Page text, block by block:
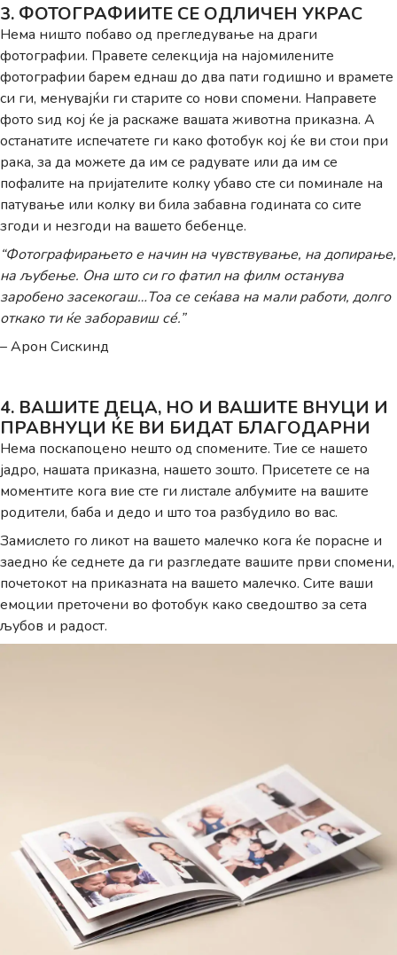
3. ФОТОГРАФИИТЕ СЕ ОДЛИЧЕН УКРАС
Нема ништо побаво од прегледување на драги
фотографии. Правете селекција на најомилените
фотографии барем еднаш до два пати годишно и врамете
си ги, менувајќи ги старите со нови спомени. Направете
фото ѕид кој ќе ја раскаже вашата животна приказна. А
останатите испечатете ги како фотобук кој ќе ви стои при
рака, за да можете да им се радувате или да им се
пофалите на пријателите колку убаво сте си поминале на
патување или колку ви била забавна годината со сите
згоди и незгоди на вашето бебенце.
“Фотографирањето е начин на чувствување, на допирање,
на љубење. Она што си го фатил на филм останува
заробено засекогаш…Тоа се сеќава на мали работи, долго
откако ти ќе заборавиш сé.”
– Арон Сискинд
4. ВАШИТЕ ДЕЦА, НО И ВАШИТЕ ВНУЦИ И
ПРАВНУЦИ ЌЕ ВИ БИДАТ БЛАГОДАРНИ
Нема поскапоцено нешто од спомените. Тие се нашето
јадро, нашата приказна, нашето зошто. Присетете се на
моментите кога вие сте ги листале албумите на вашите
родители, баба и дедо и што тоа разбудило во вас.
Замислето го ликот на вашето малечко кога ќе порасне и
заедно ќе седнете да ги разгледате вашите први спомени,
почетокот на приказната на вашето малечко. Сите ваши
емоции преточени во фотобук како сведоштво за сета
љубов и радост.